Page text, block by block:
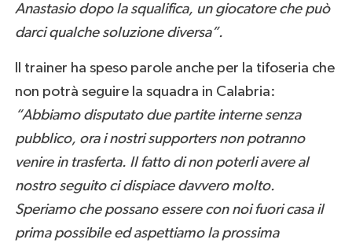
Anastasio dopo la squalifica, un giocatore che può
darci qualche soluzione diversa”.
Il trainer ha speso parole anche per la tifoseria che
non potrà seguire la squadra in Calabria:
“Abbiamo disputato due partite interne senza
pubblico, ora i nostri supporters non potranno
venire in trasferta. Il fatto di non poterli avere al
nostro seguito ci dispiace davvero molto.
Speriamo che possano essere con noi fuori casa il
prima possibile ed aspettiamo la prossima